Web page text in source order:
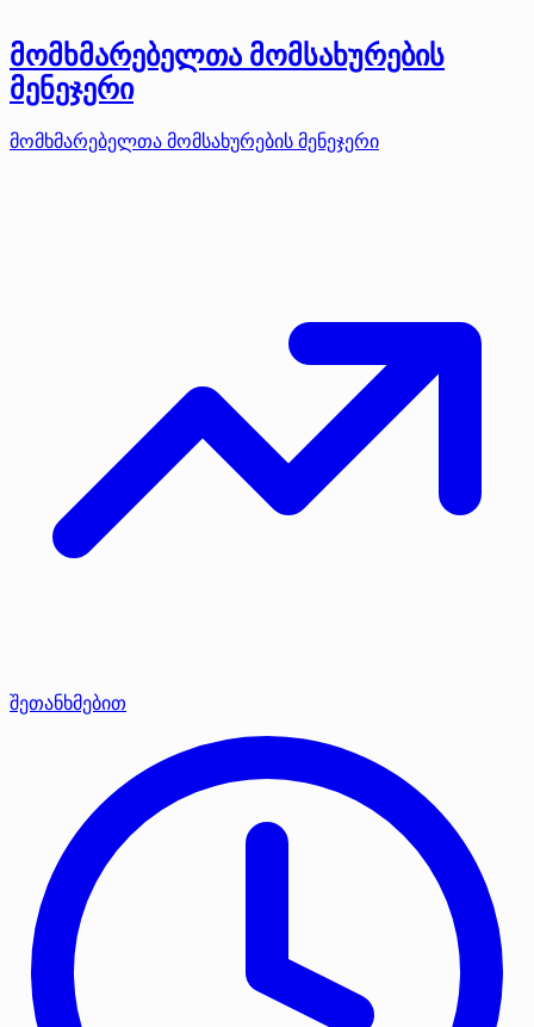
მომხმარებელთა მომსახურების
მენეჯერი
მომხმარებელთა მომსახურების მენეჯერი
შეთანხმებით